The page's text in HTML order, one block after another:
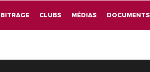
CLUBS MÉDIAS DOCUMENTS